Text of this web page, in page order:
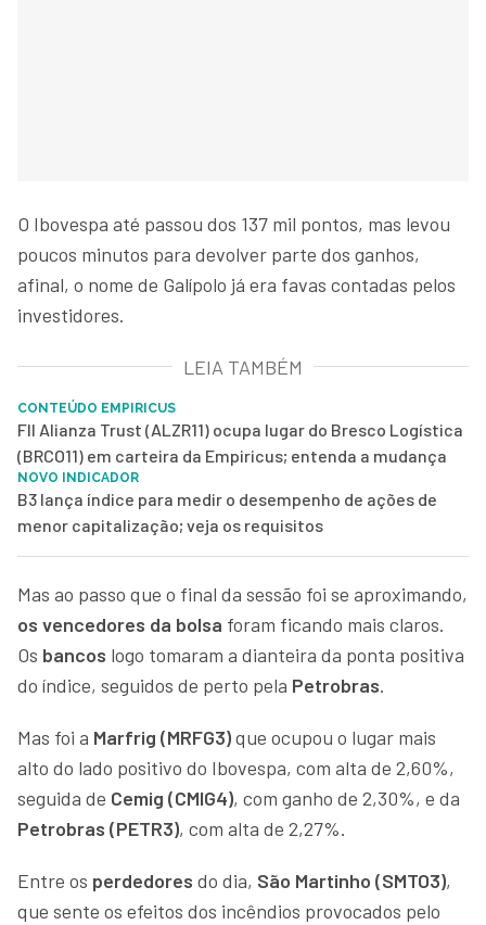
O Ibovespa até passou dos 137 mil pontos, mas levou
poucos minutos para devolver parte dos ganhos,
afinal, o nome de Galípolo já era favas contadas pelos
investidores.
LEIA TAMBÉM
CONTEÚDO EMPIRICUS
FII Alianza Trust (ALZR11) ocupa lugar do Bresco Logística
(BRCO11) em carteira da Empiricus; entenda a mudança
NOVO INDICADOR
B3 lança índice para medir o desempenho de ações de
menor capitalização; veja os requisitos
Mas ao passo que o final da sessão foi se aproximando,
os vencedores da bolsa foram ficando mais claros.
Os bancos logo tomaram a dianteira da ponta positiva
do índice, seguidos de perto pela Petrobras.
Mas foi a Marfrig (MRFG3)que ocupou o lugar mais
alto do lado positivo do Ibovespa, com alta de 2,60%,
seguida de Cemig (CMIG4), com ganho de 2,30%, e da
Petrobras (PETR3), com alta de 2,27%.
Entre os perdedores do dia, São Martinho (SMTO3),
que sente os efeitos dos incêndios provocados pelo